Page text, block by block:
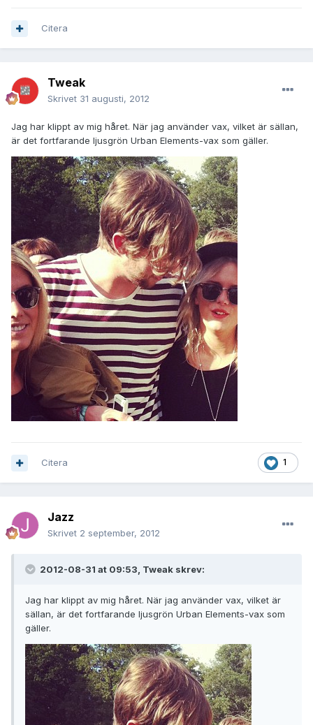
Citera
Tweak
Skrivet 31 augusti, 2012
Jag har klippt av mig håret. När jag använder vax, vilket är sällan,
är det fortfarande ljusgrön Urban Elements-vax som gäller.
1
Citera
Jazz
Skrivet 2 september, 2012
2012-08-31 at 09:53, Tweak skrev:
Jag har klippt av mig håret. När jag använder vax, vilket är
sällan, är det fortfarande ljusgrön Urban Elements-vax som
gäller.